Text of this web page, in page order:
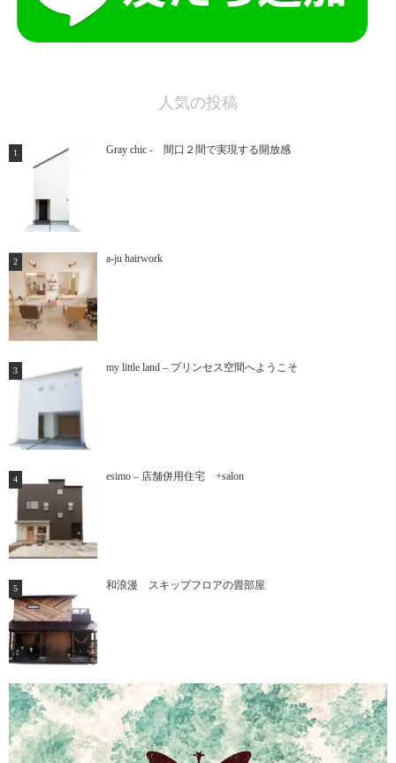
人気の投稿
Gray chic - 間口２間で実現する開放感
a-ju hairwork
my little land – プリンセス空間へようこそ
esimo – 店舗併用住宅 +salon
和浪漫 スキップフロアの畳部屋